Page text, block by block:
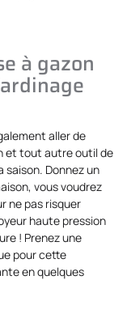
à gazon
aller de
et tout autre outil de
saison. Donnez un
vous voudrez
ne pas risquer
haute pression
! Prenez une
pour cette
en quelques